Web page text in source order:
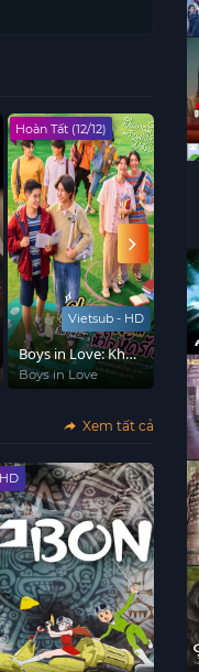
Vietsub - HD
Hoàn Tất (12/12)
Boys in Love: Khai
Giảng, Trái Tim
Boys in Love
at
Xem tất cả